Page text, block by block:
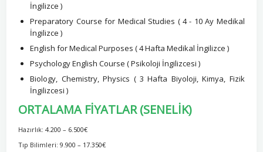
İngilizce )
Preparatory Course for Medical Studies ( 4 - 10 Ay Medikal
İngilizce )
English for Medical Purposes ( 4 Hafta Medikal İngilizce )
Psychology English Course ( Psikoloji İngilizcesi )
Biology, Chemistry, Physics ( 3 Hafta Biyoloji, Kimya, Fizik
İngilizcesi )
ORTALAMA FİYATLAR (SENELİK)
Hazırlık: 4.200 – 6.500€
Tıp Bilimleri: 9.900 – 17.350€